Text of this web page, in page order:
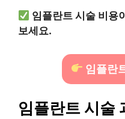
임플란트 시술 비용
보세요.
임플란
임플란트 시술